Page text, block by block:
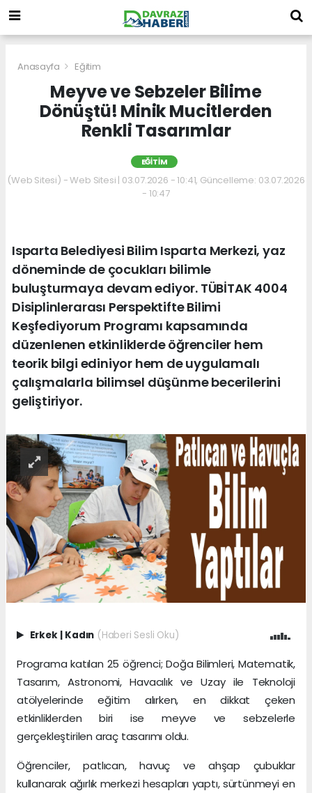
Anasayfa Eğitim
Meyve ve Sebzeler Bilime
Dönüştü! Minik Mucitlerden
Renkli Tasarımlar
EĞITIM
(Web Sitesi) - Web Sitesi | 03.07.2026 - 10:41, Güncelleme: 03.07.2026
- 10:47
Isparta Belediyesi Bilim Isparta Merkezi, yaz
döneminde de çocukları bilimle
buluşturmaya devam ediyor. TÜBİTAK 4004
Disiplinlerarası Perspektifte Bilimi
Keşfediyorum Programı kapsamında
düzenlenen etkinliklerde öğrenciler hem
teorik bilgi ediniyor hem de uygulamalı
çalışmalarla bilimsel düşünme becerilerini
geliştiriyor.
Erkek | Kadın (Haberi Sesli Oku)
Programa katılan 25 öğrenci; Doğa Bilimleri, Matematik,
Tasarım, Astronomi, Havacılık ve Uzay ile Teknoloji
atölyelerinde eğitim alırken, en dikkat çeken
etkinliklerden biri ise meyve ve sebzelerle
gerçekleştirilen araç tasarımı oldu.
Öğrenciler, patlıcan, havuç ve ahşap çubuklar
kullanarak ağırlık merkezi hesapları yaptı, sürtünmeyi en